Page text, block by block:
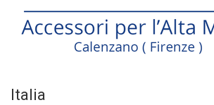
Italia